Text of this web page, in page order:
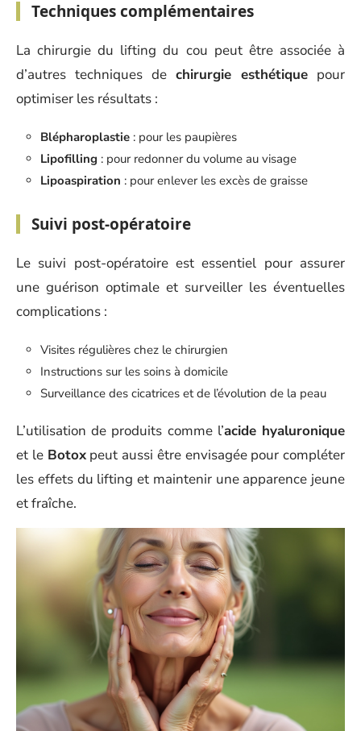
Techniques complémentaires
La chirurgie du lifting du cou peut être associée à
d’autres techniques de chirurgie esthétique pour
optimiser les résultats :
Blépharoplastie : pour les paupières
Lipofilling : pour redonner du volume au visage
Lipoaspiration : pour enlever les excès de graisse
Suivi post-opératoire
Le suivi post-opératoire est essentiel pour assurer
une guérison optimale et surveiller les éventuelles
complications :
Visites régulières chez le chirurgien
Instructions sur les soins à domicile
Surveillance des cicatrices et de l’évolution de la peau
L’utilisation de produits comme l’acide hyaluronique
et le Botoxpeut aussi être envisagée pour compléter
les effets du lifting et maintenir une apparence jeune
et fraîche.